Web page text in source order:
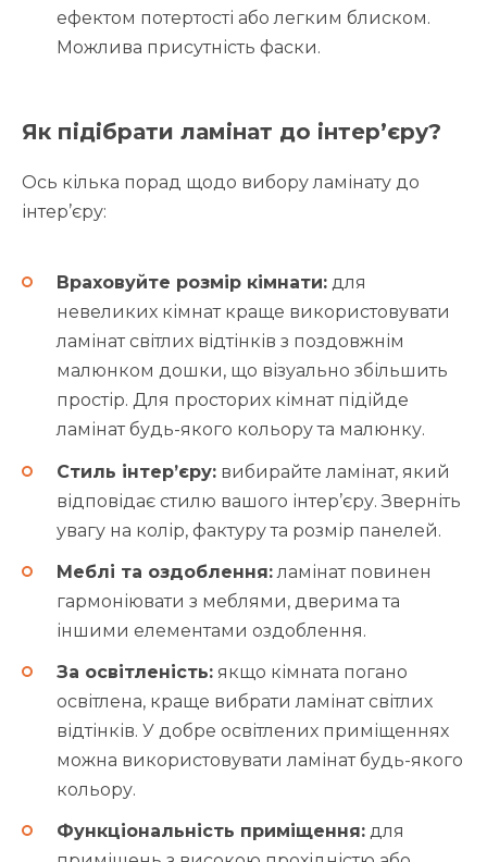
ефектом потертості або легким блиском.
Можлива присутність фаски.
Як підібрати ламінат до інтер’єру?
Ось кілька порад щодо вибору ламінату до
інтер’єру:
Враховуйте розмір кімнати: для
невеликих кімнат краще використовувати
ламінат світлих відтінків з поздовжнім
малюнком дошки, що візуально збільшить
простір. Для просторих кімнат підійде
ламінат будь-якого кольору та малюнку.
Стиль інтер’єру: вибирайте ламінат, який
відповідає стилю вашого інтер’єру. Зверніть
увагу на колір, фактуру та розмір панелей.
Меблі та оздоблення: ламінат повинен
гармоніювати з меблями, дверима та
іншими елементами оздоблення.
За освітленість: якщо кімната погано
освітлена, краще вибрати ламінат світлих
відтінків. У добре освітлених приміщеннях
можна використовувати ламінат будь-якого
кольору.
Функціональність приміщення: для